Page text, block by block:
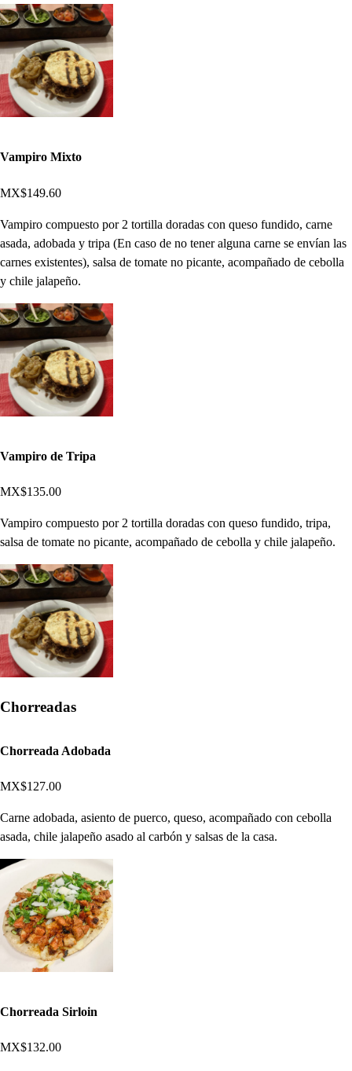
Vampiro Mixto
MX$149.60
Vampiro compuesto por 2 tortilla doradas con queso fundido, carne
asada, adobada y tripa (En caso de no tener alguna carne se envían las
carnes existentes), salsa de tomate no picante, acompañado de cebolla
y chile jalapeño.
Vampiro de Tripa
MX$135.00
Vampiro compuesto por 2 tortilla doradas con queso fundido, tripa,
salsa de tomate no picante, acompañado de cebolla y chile jalapeño.
Chorreadas
Chorreada Adobada
MX$127.00
Carne adobada, asiento de puerco, queso, acompañado con cebolla
asada, chile jalapeño asado al carbón y salsas de la casa.
Chorreada Sirloin
MX$132.00